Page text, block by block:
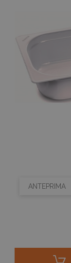
ANTEPRIMA